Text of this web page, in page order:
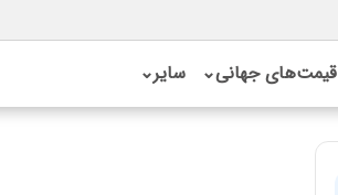
قیمت‌های جهانی⌄ سایر⌄